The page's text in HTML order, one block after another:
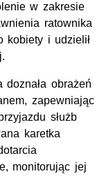
w zakresie
ratownika
kobiety i udzielił
obrażeń
zapewniając
służb
karetka
monitorując jej